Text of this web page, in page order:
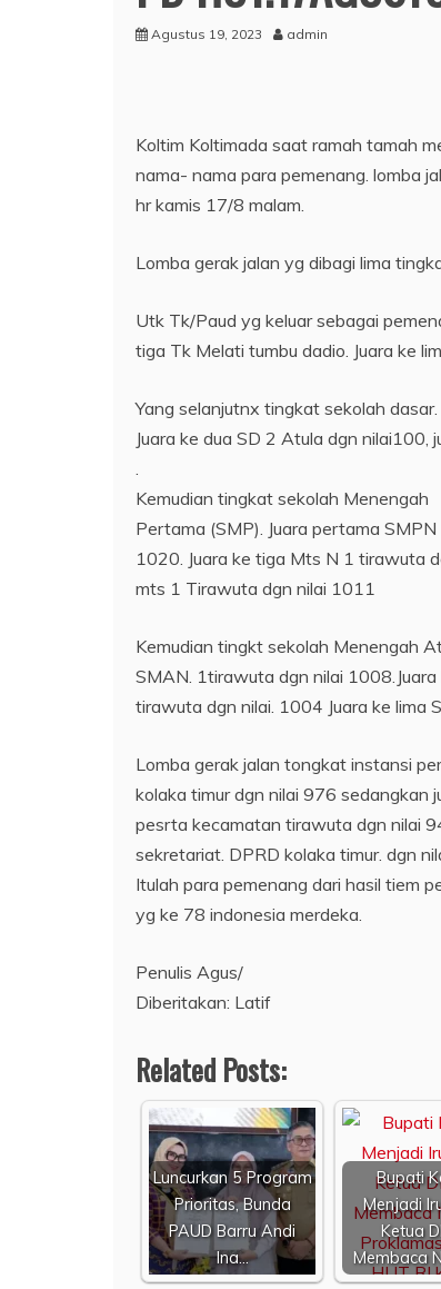
Agustus 19, 2023 admin
Koltim Koltimada saat ramah tamah
nama- nama para pemenang. lomba
hr kamis 17/8 malam.
Lomba gerak jalan yg dibagi lima
Utk Tk/Paud yg keluar sebagai
tiga Tk Melati tumbu dadio. Juara ke
Yang selanjutnx tingkat sekolah
Juara ke dua SD 2 Atula dgn
Kemudian tingkat sekolah Menengah
Pertama (SMP). Juara pertama
1020. Juara ke tiga Mts N 1 tirawuta
mts 1 Tirawuta dgn nilai 1011
Kemudian tingkt sekolah Menengah
SMAN. 1tirawuta dgn nilai
tirawuta dgn nilai. 1004 Juara ke lima
Lomba gerak jalan tongkat instansi
kolaka timur dgn nilai 976 sedangkan
pesrta kecamatan tirawuta dgn nilai
sekretariat. DPRD kolaka timur. dgn
Itulah para pemenang dari hasil tiem
yg ke 78 indonesia merdeka.
Penulis Agus/
Diberitakan: Latif
Related Posts:
Luncurkan 5 Program
Prioritas, Bunda
PAUD Barru Andi
Ina…
Bupati
Menjadi
Ketua
Membaca